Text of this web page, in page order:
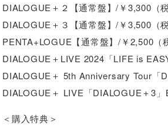
DIALOGUE＋２【通常盤】/￥3,300（税
DIALOGUE＋３【通常盤】/￥3,500（税
PENTA+LOGUE【通常盤】/￥2,500（
DIALOGUE＋LIVE 2024「LIFE is
DIALOGUE＋ 5th Anniversary Tour「
DIALOGUE＋ LIVE「DIALOGUE＋3」
＜購入特典＞